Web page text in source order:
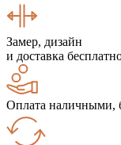
Замер, дизайн
и доставка
Оплата наличными,